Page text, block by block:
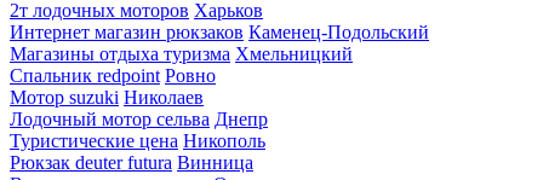
2т лодочных моторов Харьков
Интернет магазин рюкзаков Каменец-Подольский
Магазины отдыха туризма Хмельницкий
Спальник redpoint Ровно
Мотор suzuki Николаев
Лодочный мотор сельва Днепр
Туристические цена Никополь
Рюкзак deuter futura Винница